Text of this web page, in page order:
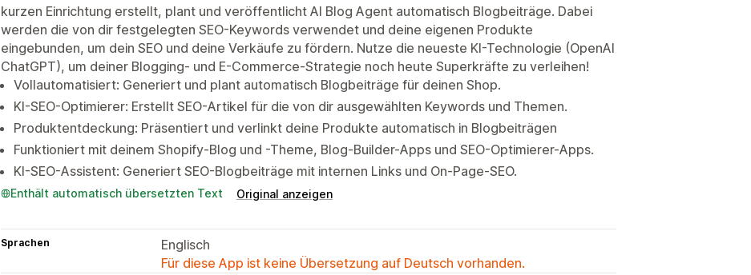
kurzen Einrichtung erstellt, plant und veröffentlicht AI Blog Agent automatisch Blogbeiträge. Dabei
werden die von dir festgelegten SEO-Keywords verwendet und deine eigenen Produkte
eingebunden, um dein SEO und deine Verkäufe zu fördern. Nutze die neueste KI-Technologie (OpenAI
ChatGPT), um deiner Blogging- und E-Commerce-Strategie noch heute Superkräfte zu verleihen!
Vollautomatisiert: Generiert und plant automatisch Blogbeiträge für deinen Shop.
KI-SEO-Optimierer: Erstellt SEO-Artikel für die von dir ausgewählten Keywords und Themen.
Produktentdeckung: Präsentiert und verlinkt deine Produkte automatisch in Blogbeiträgen
Funktioniert mit deinem Shopify-Blog und -Theme, Blog-Builder-Apps und SEO-Optimierer-Apps.
KI-SEO-Assistent: Generiert SEO-Blogbeiträge mit internen Links und On-Page-SEO.
Enthält automatisch übersetzten Text Original anzeigen
Sprachen
Englisch
Für diese App ist keine Übersetzung auf Deutsch vorhanden.